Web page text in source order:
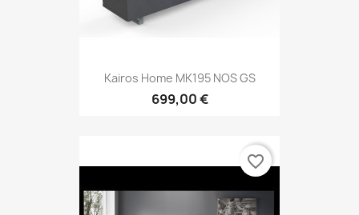
Kairos Home MK195 NOS GS
699,00 €
favorite_border